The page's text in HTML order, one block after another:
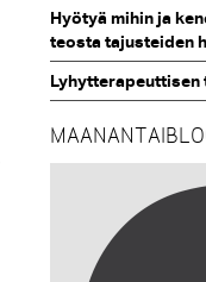
Hyötyä mihin ja
teosta tajusteiden